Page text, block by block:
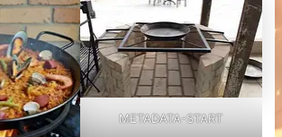
METADATA-START